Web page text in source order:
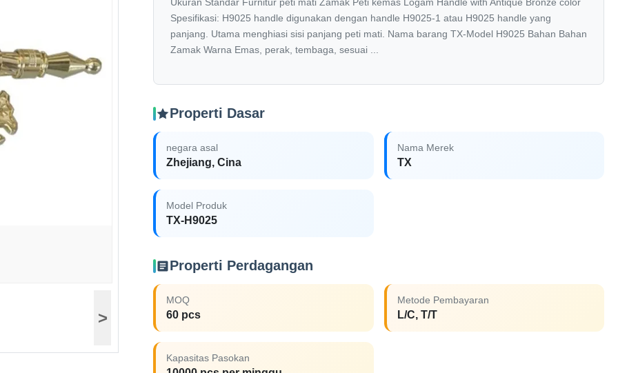
>
Spesifikasi: H9025 handle digunakan dengan handle H9025-1 atau H9025 handle yang
panjang. Utama menghiasi sisi panjang peti mati. Nama barang TX-Model H9025 Bahan Bahan
Zamak Warna Emas, perak, tembaga, sesuai ...
Properti Dasar
negara asal
Zhejiang, Cina
Nama Merek
TX
Model Produk
TX-H9025
Properti Perdagangan
MOQ
60 pcs
Metode Pembayaran
L/C, T/T
Kapasitas Pasokan